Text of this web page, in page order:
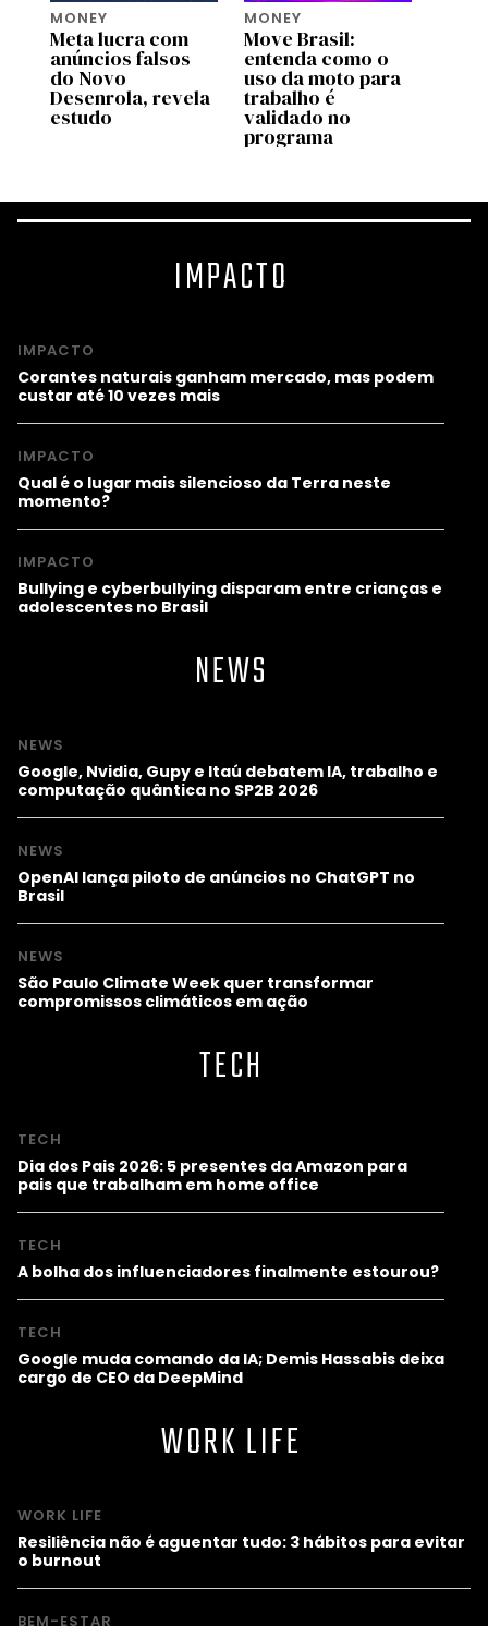
MONEY
Meta lucra com
anúncios falsos
do Novo
Desenrola, revela
estudo
MONEY
Move Brasil:
entenda como o
uso da moto para
trabalho é
validado no
programa
IMPACTO
IMPACTO
Corantes naturais ganham mercado, mas podem
custar até 10 vezes mais
IMPACTO
Qual é o lugar mais silencioso da Terra neste
momento?
IMPACTO
Bullying e cyberbullying disparam entre crianças e
adolescentes no Brasil
NEWS
NEWS
Google, Nvidia, Gupy e Itaú debatem IA, trabalho e
computação quântica no SP2B 2026
NEWS
OpenAI lança piloto de anúncios no ChatGPT no
Brasil
NEWS
São Paulo Climate Week quer transformar
compromissos climáticos em ação
TECH
TECH
Dia dos Pais 2026: 5 presentes da Amazon para
pais que trabalham em home office
TECH
A bolha dos influenciadores finalmente estourou?
TECH
Google muda comando da IA; Demis Hassabis deixa
cargo de CEO da DeepMind
WORK LIFE
WORK LIFE
Resiliência não é aguentar tudo: 3 hábitos para evitar
o burnout
BEM-ESTAR